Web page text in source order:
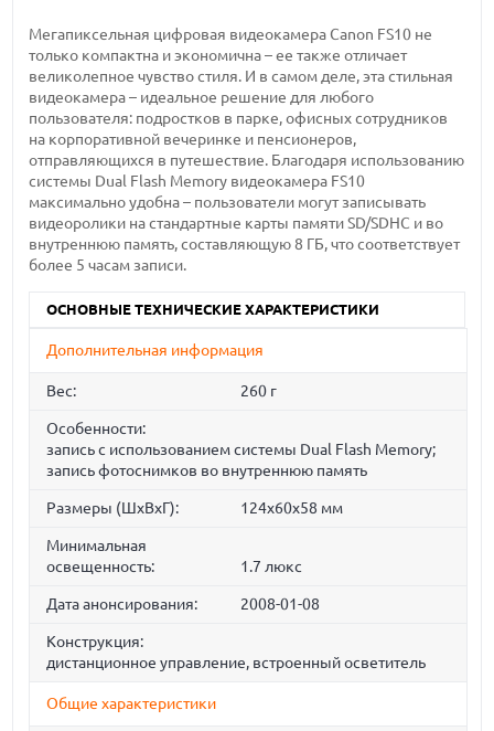
Мегапиксельная цифровая видеокамера Canon FS10 не
только компактна и экономична – ее также отличает
великолепное чувство стиля. И в самом деле, эта стильная
видеокамера – идеальное решение для любого
пользователя: подростков в парке, офисных сотрудников
на корпоративной вечеринке и пенсионеров,
отправляющихся в путешествие. Благодаря использованию
системы Dual Flash Memory видеокамера FS10
максимально удобна – пользователи могут записывать
видеоролики на стандартные карты памяти SD/SDHC и во
внутреннюю память, составляющую 8 ГБ, что соответствует
более 5 часам записи.
ОСНОВНЫЕ ТЕХНИЧЕСКИЕ ХАРАКТЕРИСТИКИ
Дополнительная информация
Вес: 260 г
Особенности:
запись с использованием системы Dual Flash Memory;
запись фотоснимков во внутреннюю память
Размеры (ШхВхГ): 124x60x58 мм
Минимальная
освещенность:
1.7 люкс
Дата анонсирования: 2008-01-08
Конструкция:
дистанционное управление, встроенный осветитель
Общие характеристики